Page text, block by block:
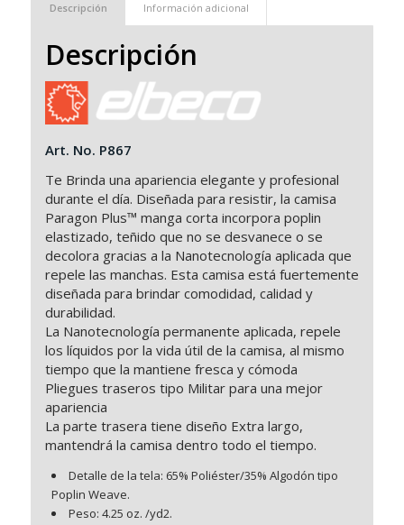
Descripción Información adicional
Descripción
Art. No. P867
Te Brinda una apariencia elegante y profesional
durante el día. Diseñada para resistir, la camisa
Paragon Plus™ manga corta incorpora poplin
elastizado, teñido que no se desvanece o se
decolora gracias a la Nanotecnología aplicada que
repele las manchas. Esta camisa está fuertemente
diseñada para brindar comodidad, calidad y
durabilidad.
La Nanotecnología permanente aplicada, repele
los líquidos por la vida útil de la camisa, al mismo
tiempo que la mantiene fresca y cómoda
Pliegues traseros tipo Militar para una mejor
apariencia
La parte trasera tiene diseño Extra largo,
mantendrá la camisa dentro todo el tiempo.
Detalle de la tela: 65% Poliéster/35% Algodón tipo
Poplin Weave.
Peso: 4.25 oz. /yd2.